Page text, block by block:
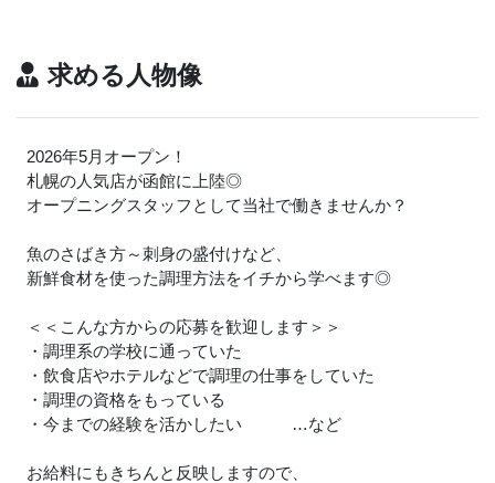
求める人物像
2026年5月オープン！
札幌の人気店が函館に上陸◎
オープニングスタッフとして当社で働きませんか？
魚のさばき方～刺身の盛付けなど、
新鮮食材を使った調理方法をイチから学べます◎
＜＜こんな方からの応募を歓迎します＞＞
・調理系の学校に通っていた
・飲食店やホテルなどで調理の仕事をしていた
・調理の資格をもっている
・今までの経験を活かしたい …など
お給料にもきちんと反映しますので、